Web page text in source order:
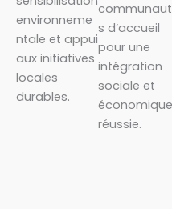
environneme
ntale et appui
aux initiatives
locales
durables.
s d’accueil
pour une
intégration
sociale et
économique
réussie.